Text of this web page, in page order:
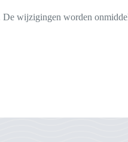
wijzigingen worden